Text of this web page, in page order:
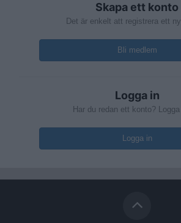
Skapa ett konto
Det är enkelt att registrera ett
Bli medlem
Logga in
Har du redan ett konto?
Logga in